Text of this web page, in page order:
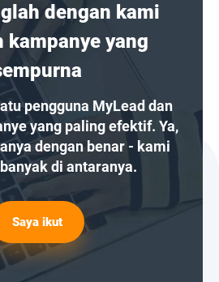
dengan kami
kampanye yang
pengguna MyLead dan
yang paling efektif. Ya,
dengan benar - kami
di antaranya.
Saya ikut